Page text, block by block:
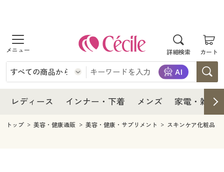
詳細検索 カート
商品を探す
レディース
レディースファッション
インナー・下着
インナー・下着通販すべて
メンズ
レディース インナー・下着 メンズ 家電・雑貨
レディース
レディース通販すべて
レディースファッション
インナー・下着
インナー・下着通販すべて
メンズ
トップ 美容・健康通販 美容・健康・サプリメント スキンケア化粧品